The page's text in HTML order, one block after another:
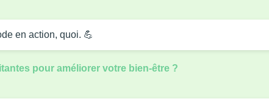
en action, quoi. 💪
pour améliorer votre bien-être ?